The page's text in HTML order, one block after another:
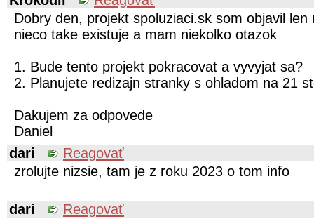
Dobry den, projekt spoluziaci.sk som objavil
nieco take existuje a mam niekolko otazok
1. Bude tento projekt pokracovat a vyvyjat sa?
2. Planujete redizajn stranky s ohladom na 21
Dakujem za odpovede
Daniel
dari
Reagovať
zrolujte nizsie, tam je z roku 2023 o tom info
dari
Reagovať